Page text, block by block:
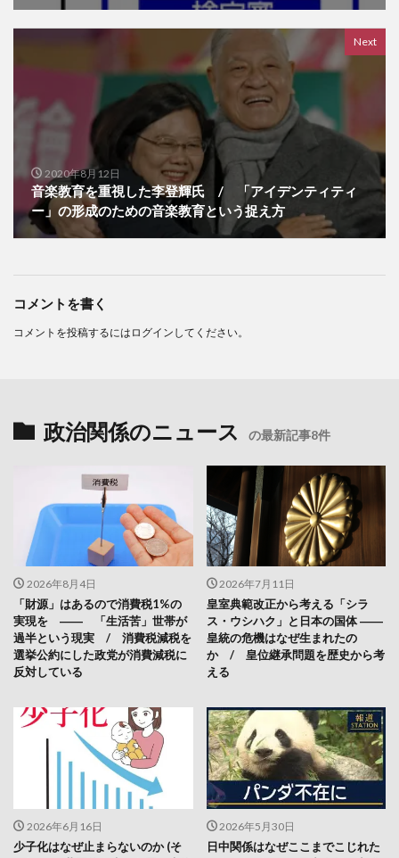
Next
2020年8月12日
音楽教育を重視した李登輝氏 / 「アイデンティティ
ー」の形成のための音楽教育という捉え方
コメントを書く
コメントを投稿するには ログイン してください。
政治関係のニュース の最新記事8件
2026年8月4日
「財源」はあるので消費税1%の
実現を ―― 「生活苦」世帯が
過半という現実 / 消費税減税を
選挙公約にした政党が消費減税に
反対している
2026年7月11日
皇室典範改正から考える「シラ
ス・ウシハク」と日本の国体 ――
皇統の危機はなぜ生まれたの
か / 皇位継承問題を歴史から考
える
2026年6月16日
少子化はなぜ止まらないのか (そ
2026年5月30日
日中関係はなぜここまでこじれた